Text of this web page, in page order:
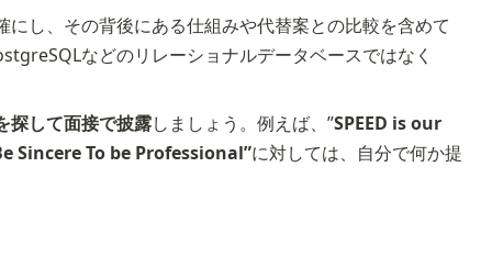
し、その背後にある仕組みや代替案との比較を含めて
などのリレーショナルデータベースではなく
探して面接で披露しましょう。例えば、”SPEED is our
Sincere To be Professional”に対しては、自分で何か提